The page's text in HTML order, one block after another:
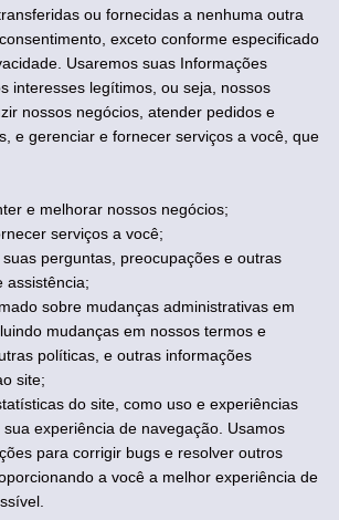
ou fornecidas a nenhuma outra
exceto conforme especificado
Usaremos suas Informações
interesses legítimos, ou seja, nossos
nossos negócios, atender pedidos e
e gerenciar e fornecer serviços a você, que
e melhorar nossos negócios;
serviços a você;
perguntas, preocupações e outras
assistência;
sobre mudanças administrativas em
mudanças em nossos termos e
políticas, e outras informações
site;
do site, como uso e experiências
experiência de navegação. Usamos
para corrigir bugs e resolver outros
a você a melhor experiência de